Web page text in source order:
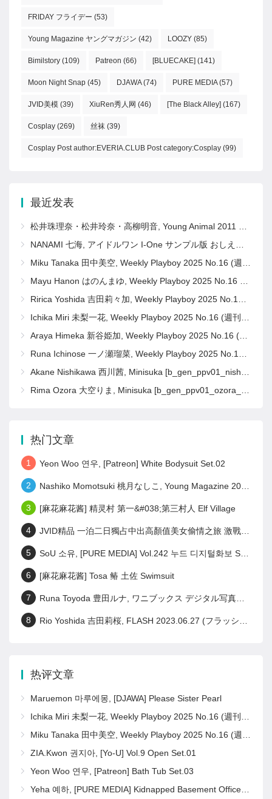
FRIDAY フライデー (53)
Young Magazine ヤングマガジン (42) LOOZY (85)
Bimilstory (109) Patreon (66) [BLUECAKE] (141)
Moon Night Snap (45) DJAWA(74) PURE MEDIA(57)
JVID美模 (39) XiuRen秀人网 (46) [The Black Alley] (167)
Cosplay (269) 丝袜 (39)
Cosplay Post author:EVERIA.CLUB Post category:Cosplay (99)
最近发表
松井珠理奈・松井玲奈・高柳明音, Young Animal 2011 No.11 (ヤングアニマル 2011年11号)
NANAMI 七海, アイドルワン I-One サンプル版 おしえて！ななみ先生
Miku Tanaka 田中美空, Weekly Playboy 2025 No.16 (週刊プレイボーイ 2025年16号)
Mayu Hanon はのんまゆ, Weekly Playboy 2025 No.16 (週刊プレイボーイ 2025年16号)
Ririca Yoshida 吉田莉々加, Weekly Playboy 2025 No.16 (週刊プレイボーイ 2025年16号)
Ichika Miri 未梨一花, Weekly Playboy 2025 No.16 (週刊プレイボーイ 2025年16号)
Araya Himeka 新谷姫加, Weekly Playboy 2025 No.16 (週刊プレイボーイ 2025年16号)
Runa Ichinose 一ノ瀬瑠菜, Weekly Playboy 2025 No.16 (週刊プレイボーイ 2025年16号)
Akane Nishikawa 西川茜, Minisuka [b_gen_ppv01_nishikawa_a14]
Rima Ozora 大空りま, Minisuka [b_gen_ppv01_ozora_r16]
热门文章
1 Yeon Woo 연우, [Patreon] White Bodysuit Set.02
2 Nashiko Momotsuki 桃月なしこ, Young Magazine 2023 No.28 (ヤングマガジン 2023年28号)
3 [麻花麻花酱] 精灵村 第一&#038;第三村人 Elf Village
4 JVID精品 一泊二日獨占中出高顏值美女偷情之旅 激戰泡溫泉SEX啪啪啪! Set.02
5 SoU 소유, [PURE MEDIA] Vol.242 누드 디지털화보 Set.01
6 [麻花麻花酱] Tosa 䲠 土佐 Swimsuit
7 Runa Toyoda 豊田ルナ, ワニブックス デジタル写真集 『 君の笑顔が好きなんだ 』 Set.01
8 Rio Yoshida 吉田莉桜, FLASH 2023.06.27 (フラッシュ 2023年6月27日号)
热评文章
Maruemon 마루에몽, [DJAWA] Please Sister Pearl
Ichika Miri 未梨一花, Weekly Playboy 2025 No.16 (週刊プレイボーイ 2025年16号)
Miku Tanaka 田中美空, Weekly Playboy 2025 No.16 (週刊プレイボーイ 2025年16号)
ZIA.Kwon 권지아, [Yo-U] Vol.9 Open Set.01
Yeon Woo 연우, [Patreon] Bath Tub Set.03
Yeha 예하, [PURE MEDIA] Kidnapped Basement Office Girl Set.02